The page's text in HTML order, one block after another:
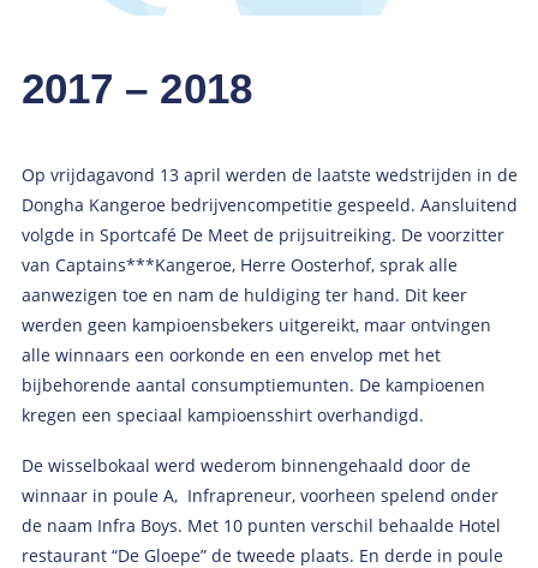
2017 – 2018
Op vrijdagavond 13 april werden de laatste wedstrijden in de
Dongha Kangeroe bedrijvencompetitie gespeeld. Aansluitend
volgde in Sportcafé De Meet de prijsuitreiking. De voorzitter
van Captains***Kangeroe, Herre Oosterhof, sprak alle
aanwezigen toe en nam de huldiging ter hand. Dit keer
werden geen kampioensbekers uitgereikt, maar ontvingen
alle winnaars een oorkonde en een envelop met het
bijbehorende aantal consumptiemunten. De kampioenen
kregen een speciaal kampioensshirt overhandigd.
De wisselbokaal werd wederom binnengehaald door de
winnaar in poule A, Infrapreneur, voorheen spelend onder
de naam Infra Boys. Met 10 punten verschil behaalde Hotel
restaurant “De Gloepe” de tweede plaats. En derde in poule